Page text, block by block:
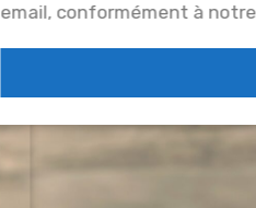
email, conformément à